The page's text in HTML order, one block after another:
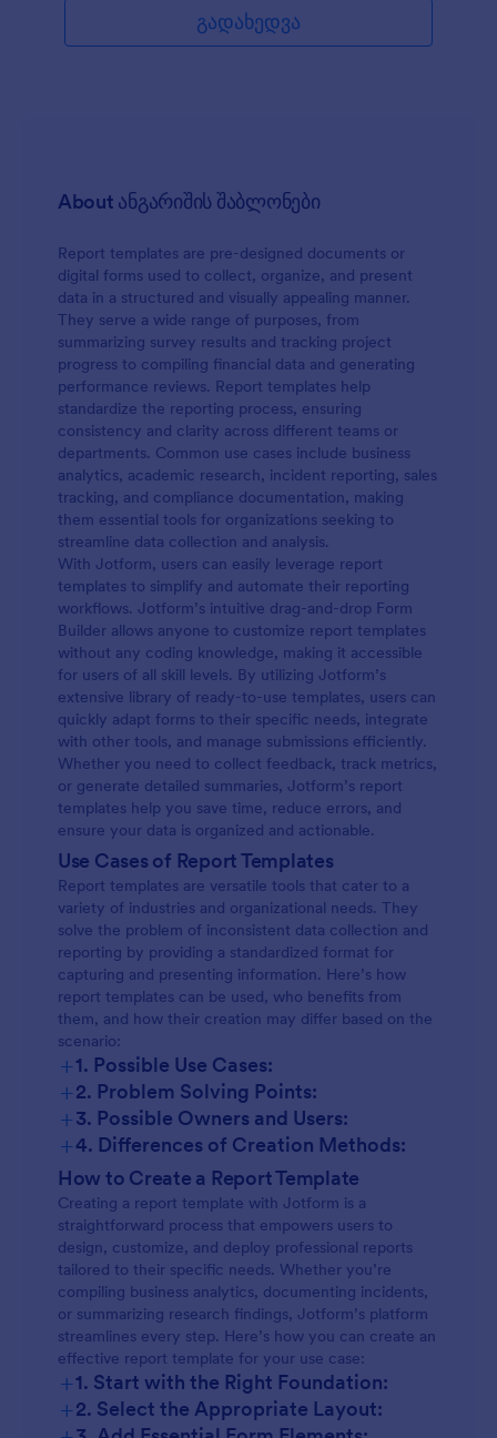
მორგებას, თქვენ შეძლებთ ყველა საჭირო
ინფორმაციის მომენტალურად შეგროვებას.
გადახედვა
About ანგარიშის შაბლონები
Report templates are pre-designed documents or
digital forms used to collect, organize, and present
data in a structured and visually appealing manner.
They serve a wide range of purposes, from
summarizing survey results and tracking project
progress to compiling financial data and generating
performance reviews. Report templates help
standardize the reporting process, ensuring
consistency and clarity across different teams or
departments. Common use cases include business
analytics, academic research, incident reporting, sales
tracking, and compliance documentation, making
them essential tools for organizations seeking to
streamline data collection and analysis.
With Jotform, users can easily leverage report
templates to simplify and automate their reporting
workflows. Jotform’s intuitive drag-and-drop Form
Builder allows anyone to customize report templates
without any coding knowledge, making it accessible
for users of all skill levels. By utilizing Jotform’s
extensive library of ready-to-use templates, users can
quickly adapt forms to their specific needs, integrate
with other tools, and manage submissions efficiently.
Whether you need to collect feedback, track metrics,
or generate detailed summaries, Jotform’s report
templates help you save time, reduce errors, and
ensure your data is organized and actionable.
Use Cases of Report Templates
Report templates are versatile tools that cater to a
variety of industries and organizational needs. They
solve the problem of inconsistent data collection and
reporting by providing a standardized format for
capturing and presenting information. Here’s how
report templates can be used, who benefits from
them, and how their creation may differ based on the
scenario:
+1. Possible Use Cases:
+2. Problem Solving Points:
+3. Possible Owners and Users:
+4. Differences of Creation Methods:
How to Create a Report Template
Creating a report template with Jotform is a
straightforward process that empowers users to
design, customize, and deploy professional reports
tailored to their specific needs. Whether you’re
compiling business analytics, documenting incidents,
or summarizing research findings, Jotform’s platform
streamlines every step. Here’s how you can create an
effective report template for your use case:
+1. Start with the Right Foundation:
+2. Select the Appropriate Layout: